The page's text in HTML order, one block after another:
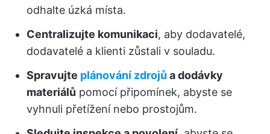
odhalte úzká místa.
Centralizujte komunikaci, aby dodavatelé,
dodavatelé a klienti zůstali v souladu.
Spravujte plánování zdrojů a dodávky
materiálů pomocí připomínek, abyste se
vyhnuli přetížení nebo prostojům.